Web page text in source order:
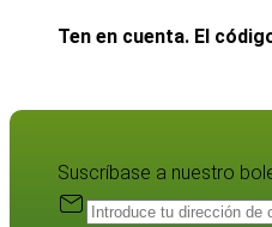
Ten en cuenta. El
Suscríbase a nuestro